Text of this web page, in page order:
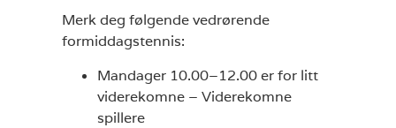
Merk deg følgende vedrørende
formiddagstennis:
Mandager 10.00–12.00 er for litt
viderekomne – Viderekomne
spillere